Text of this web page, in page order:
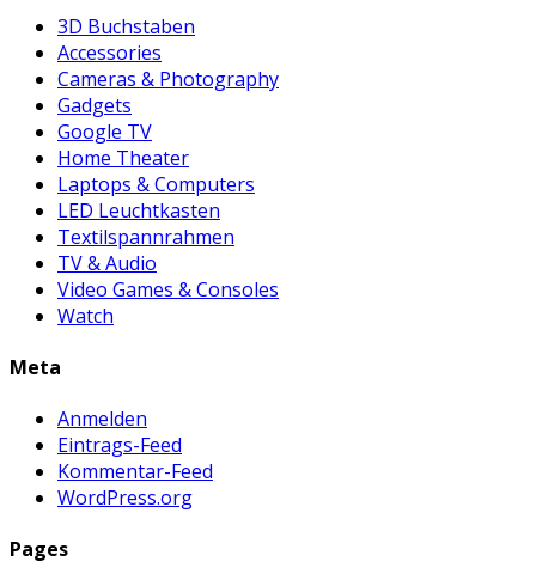
3D Buchstaben
Accessories
Cameras & Photography
Gadgets
Google TV
Home Theater
Laptops & Computers
LED Leuchtkasten
Textilspannrahmen
TV & Audio
Video Games & Consoles
Watch
Meta
Anmelden
Eintrags-Feed
Kommentar-Feed
WordPress.org
Pages